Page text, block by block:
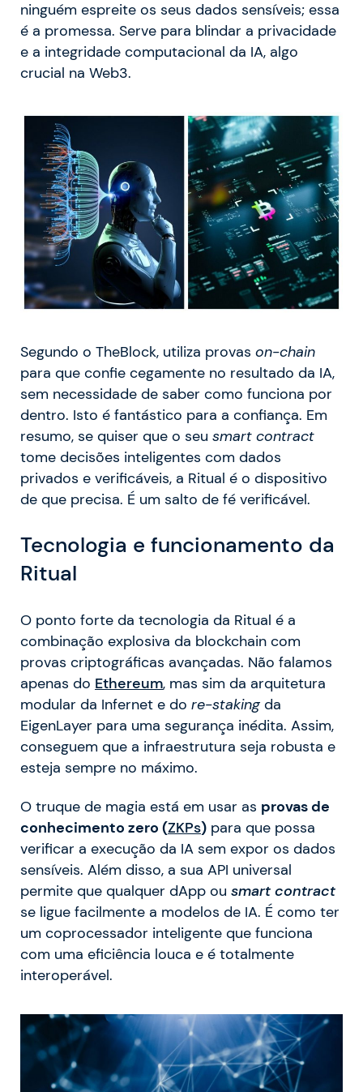
ninguém espreite os seus dados sensíveis; essa
é a promessa. Serve para blindar a privacidade
e a integridade computacional da IA, algo
crucial na Web3.
Segundo o TheBlock, utiliza provas on-chain
para que confie cegamente no resultado da IA,
sem necessidade de saber como funciona por
dentro. Isto é fantástico para a confiança. Em
resumo, se quiser que o seu smart contract
tome decisões inteligentes com dados
privados e verificáveis, a Ritual é o dispositivo
de que precisa. É um salto de fé verificável.
Tecnologia e funcionamento da
Ritual
O ponto forte da tecnologia da Ritual é a
combinação explosiva da blockchain com
provas criptográficas avançadas. Não falamos
apenas do Ethereum, mas sim da arquitetura
modular da Infernet e do re-staking da
EigenLayer para uma segurança inédita. Assim,
conseguem que a infraestrutura seja robusta e
esteja sempre no máximo.
O truque de magia está em usar as provas de
conhecimento zero (ZKPs) para que possa
verificar a execução da IA sem expor os dados
sensíveis. Além disso, a sua API universal
permite que qualquer dApp ou smart contract
se ligue facilmente a modelos de IA. É como ter
um coprocessador inteligente que funciona
com uma eficiência louca e é totalmente
interoperável.